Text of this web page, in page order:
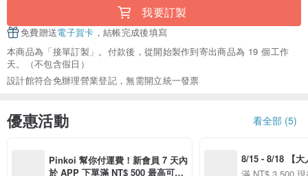
我要訂製
免費贈送電子賀卡 ，結帳完成後填寫
本商品為「接單訂製」。付款後，從開始製作到寄出商品為 19 個工作
天。（不包含假日）
設計館符合免辦理營業登記，無需開立統一發票
優惠活動 看全部 (5)
Pinkoi 幫你付運費！新會員 7 天內
於 APP 下單滿 NT$ 500 最高可折
8/15 - 8/18 【大
季】滿